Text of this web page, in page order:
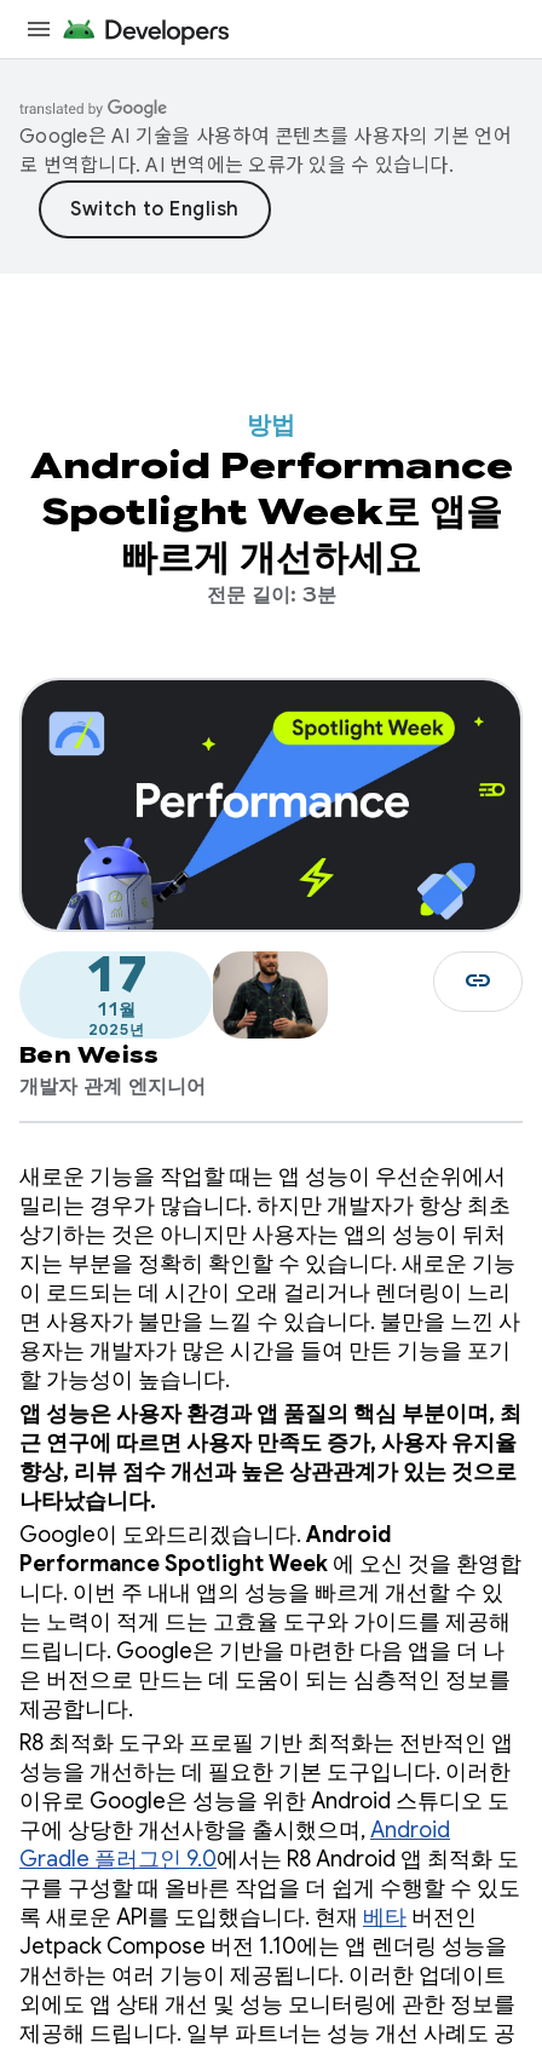
Google은 AI 기술을 사용하여 콘텐츠를 사용자의 기본 언어
로 번역합니다. AI 번역에는 오류가 있을 수 있습니다.
방법
Android Performance
Spotlight Week로 앱을
빠르게 개선하세요
전문 길이: 3분
17
11월
2025년
Ben Weiss
개발자 관계 엔지니어
link
새로운 기능을 작업할 때는 앱 성능이 우선순위에서
밀리는 경우가 많습니다. 하지만 개발자가 항상 최초
상기하는 것은 아니지만 사용자는 앱의 성능이 뒤처
지는 부분을 정확히 확인할 수 있습니다. 새로운 기능
이 로드되는 데 시간이 오래 걸리거나 렌더링이 느리
면 사용자가 불만을 느낄 수 있습니다. 불만을 느낀 사
용자는 개발자가 많은 시간을 들여 만든 기능을 포기
할 가능성이 높습니다.
앱 성능은 사용자 환경과 앱 품질의 핵심 부분이며, 최
근 연구에 따르면 사용자 만족도 증가, 사용자 유지율
향상, 리뷰 점수 개선과 높은 상관관계가 있는 것으로
나타났습니다.
Google이 도와드리겠습니다. Android
Performance Spotlight Week 에 오신 것을 환영합
니다. 이번 주 내내 앱의 성능을 빠르게 개선할 수 있
는 노력이 적게 드는 고효율 도구와 가이드를 제공해
드립니다. Google은 기반을 마련한 다음 앱을 더 나
은 버전으로 만드는 데 도움이 되는 심층적인 정보를
제공합니다.
R8 최적화 도구와 프로필 기반 최적화는 전반적인 앱
성능을 개선하는 데 필요한 기본 도구입니다. 이러한
이유로 Google은 성능을 위한 Android 스튜디오 도
구에 상당한 개선사항을 출시했으며,Android
Gradle 플러그인 9.0에서는 R8 Android 앱 최적화 도
구를 구성할 때 올바른 작업을 더 쉽게 수행할 수 있도
록 새로운 API를 도입했습니다. 현재 베타 버전인
Jetpack Compose 버전 1.10에는 앱 렌더링 성능을
개선하는 여러 기능이 제공됩니다. 이러한 업데이트
외에도 앱 상태 개선 및 성능 모니터링에 관한 정보를
제공해 드립니다. 일부 파트너는 성능 개선 사례도 공